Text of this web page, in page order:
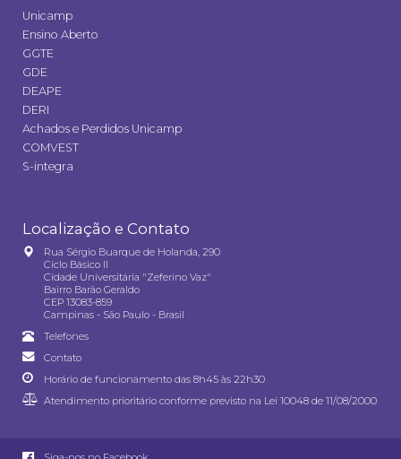
Unicamp
Ensino Aberto
GGTE
GDE
DEAPE
DERI
Achados e Perdidos Unicamp
COMVEST
S-integra
Localização e Contato
Rua Sérgio Buarque de Holanda, 290
Ciclo Básico II
Cidade Universitária "Zeferino Vaz"
Bairro Barão Geraldo
CEP 13083-859
Campinas - São Paulo - Brasil
Telefones
Contato
Horário de funcionamento das 8h45 às 22h30
Atendimento prioritário conforme previsto na Lei 10048 de 11/08/2000